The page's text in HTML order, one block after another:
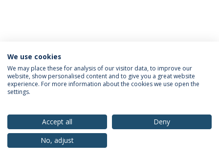
Política de Privacidade
Termos & Condições
Direitos do Titular dos Dados
© 2026 Universidade Católica Portuguesa
We use cookies
We may place these for analysis of our visitor data, to improve our
website, show personalised content and to give you a great website
experience. For more information about the cookies we use open the
settings.
Accept all
Deny
No, adjust